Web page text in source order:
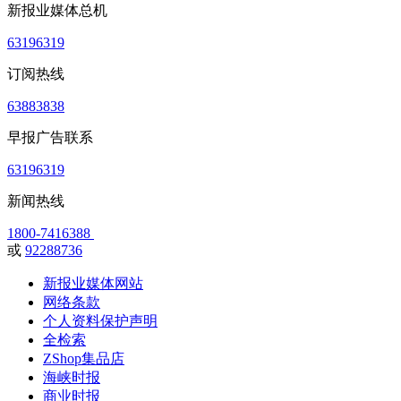
新报业媒体总机
63196319
订阅热线
63883838
早报广告联系
63196319
新闻热线
1800-7416388
或 92288736
新报业媒体网站
网络条款
个人资料保护声明
全检索
ZShop集品店
海峡时报
商业时报